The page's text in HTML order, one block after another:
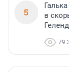
5
в
79